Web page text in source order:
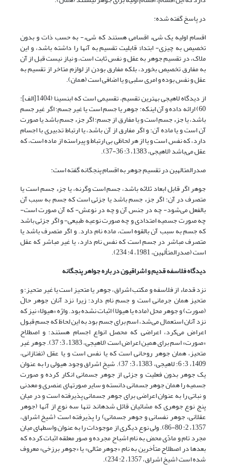
در پاسخ گفته شده:
اقسام اولیه یک شیء اقسامی هستند که شیء- به حسب ذات و بدون
تخصیص به چیزی- ابتداءً قابلیت تقسیم به آنها را داشته باشد، و این
ملاک، در تقسیم جوهر به عقل و نفس ثابت است، و نیاز نیست قبل از آن
به مفارق تخصیص بخورد، بلکه مفارق بودن از لوازم متاخر از تقسیم به
عقل و نفس بوده و امری سلبی و یا اضافی است (همان).
از دیدگاه لاهیجی بهترین تقسیم، تقسیمی است که ابن‏سینا (1404[الف]:
60) ارائه داده و آن اینکه: جوهر یا جسم است یا غیر جسم؛ اگر غیر جسم
باشد، یا جزء جسم است و یا مفارق از جسم؛ اگر جزء جسم باشد یا صورت
آن است و یا ماده آن؛ و اگر مفارق از آن باشد، یا ارتباط تدبیری با اجسام
دارد، که نفس است و یا از هر لحاظی بی ارتباط و پیراسته از ماده است، که
عقل می‌باشد (لاهیجى، 1383، 3: 36-37).
صدرالمتالهین در تقسیم جوهر به اقسام پنج‏گانه گفته است:
جوهر اگر قابل ابعاد ثلاثه باشد، جسم است وگرنه، یا جزء جسم است یا
متصرف در آن؛ اگر جزء جسم باشد یا جزئی است که جسم به سبب آن
بالفعل می‌شود- چه در جنس آن و چه در نوعش- که آن صورت است-
چه صورت جسمیه امتدادی و چه صورت نوعیه طبیعی- و اگر جزئی باشد
که جسم به سبب آن بالقوه است، ماده نام دارد. و اگر متصرف باشد یا
متصرف مباشر در جسم است که نفس نام دارد، یا غیر مباشر که عقل
است (صدرالمتألهین، 1981، 4: 234).
دیدگاه فلاسفه قدیم و اشراقیون در باره جواهر پنجگانه
نزد قدماء از فلاسفه و مکتب اشراق، جوهر یا متحیز است یا غیر متحیز؛ و
متحیز همان جرمانی است و جسم نام دارد؛ زیرا نزد آنان جوهر حالّ
(صورت) و جوهر محل (ماده یا هیولا) اثبات نشده بود. واژه «هیولا» نیز که
نزد آنان استعمال می‌شد، اسم برای جسم بود به این لحاظ که جسم قبول
اعراض می‌کرد، اعراضی که محصل انواع اجسام هستند؛ و اصطلاح
«صورت» اسم برای همین اعراض است (لاهیجى، 1383، 3: 37). جوهر غیر
متحیز، همان جوهر روحانی است که یا نفس است و یا عقل (تفتازانی،
1409، ‏3: 6؛ لاهیجى، 1383، 3: 37). شیخ اشراق وجود هیولى را به عنوان
یک جوهر بدون فعلیت و جزئى از جوهر جسمانى انکار کرده و صورت
جسمیه را همان جوهر جسمانى دانسته و سایر صورت‏هاى عنصرى و معدنى
و نباتى را به عنوان اعراضى براى جوهر جسمانى پذیرفته است و در میان
پنج نوع جوهرى که مشائیان قائل شده‏اند تنها سه نوع از آنها (جوهر
عقلانى، جوهر نفسانى و جوهر جسمانى) را پذیرفته است (شیخ اشراق،
1357، 2: 80-86). ولى نوع دیگرى از موجودات را به عنوان واسطه‏اى میان
مجرد تام و مادّى محض به نام اشباح مجرده و صور معلقه اثبات کرده که
بعدها در اصطلاح متأخرین به نام «جوهر مثالى» یا «جوهر برزخى» معروف
شده است (شیخ اشراق، 1357، 2: 234).